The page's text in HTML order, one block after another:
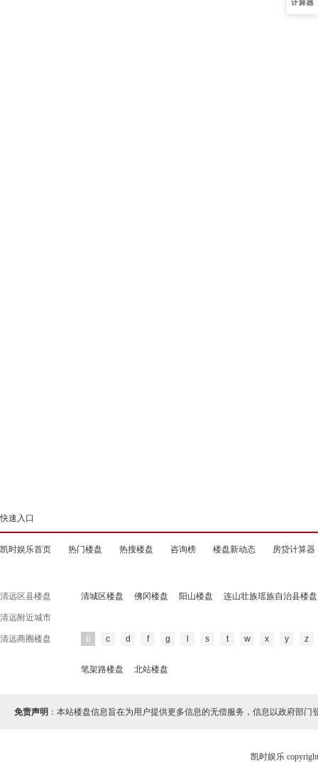
快速入口
凯时娱乐首页 热门楼盘 热搜楼盘 咨询榜 楼盘新动态 房贷计算器
清远区县楼盘 清城区楼盘 佛冈楼盘 阳山楼盘 连山壮族瑶族自治县楼盘
清远附近城市
清远商圈楼盘 b c d f g s t w x y z
笔架路楼盘 北站楼盘
免责声明 ：本站楼盘信息旨在为用户提供更多信息的无偿服务，信息以政府部门
凯时娱乐